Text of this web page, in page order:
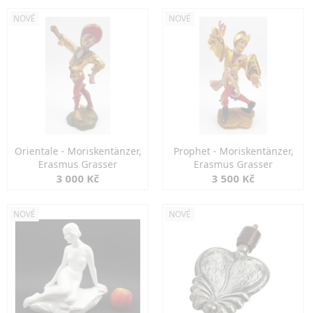
NOVÉ
Orientale - Moriskentänzer,
Erasmus Grasser
3 000 Kč
NOVÉ
Prophet - Moriskentänzer,
Erasmus Grasser
3 500 Kč
NOVÉ NOVÉ